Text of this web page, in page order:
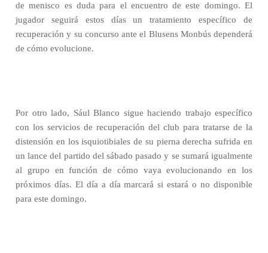
de menisco es duda para el encuentro de este domingo. El
jugador seguirá estos días un tratamiento específico de
recuperación y su concurso ante el Blusens Monbús dependerá
de cómo evolucione.
Por otro lado, Sául Blanco sigue haciendo trabajo específico
con los servicios de recuperación del club para tratarse de la
distensión en los isquiotibiales de su pierna derecha sufrida en
un lance del partido del sábado pasado y se sumará igualmente
al grupo en función de cómo vaya evolucionando en los
próximos días. El día a día marcará si estará o no disponible
para este domingo.